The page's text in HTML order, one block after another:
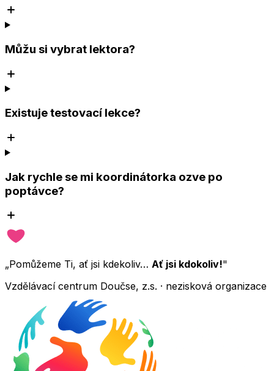
Můžu si vybrat lektora?
Existuje testovací lekce?
Jak rychle se mi koordinátorka ozve po
poptávce?
„Pomůžeme Ti, ať jsi kdekoliv… Ať jsi kdokoliv!"
Vzdělávací centrum Doučse, z.s. · nezisková organizace